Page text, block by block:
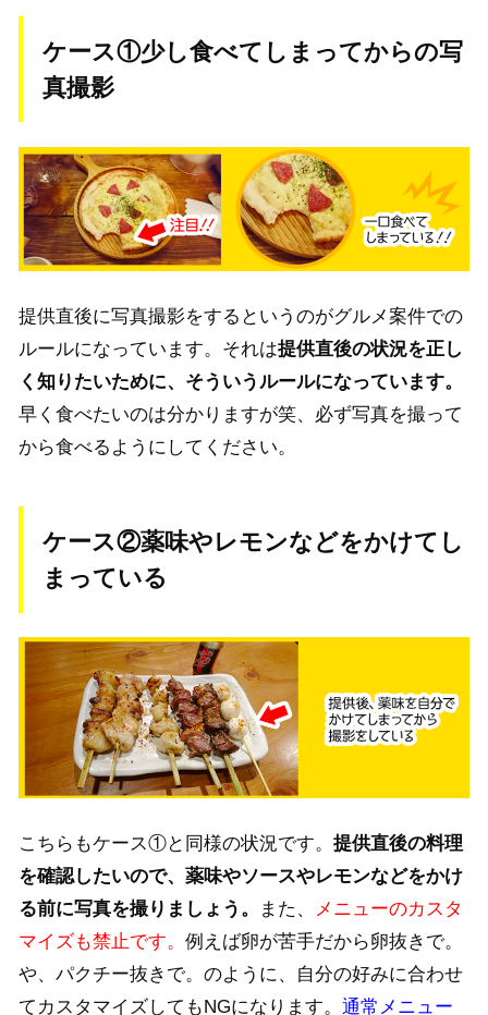
ケース①少し食べてしまってからの写
真撮影
提供直後に写真撮影をするというのがグルメ案件での
ルールになっています。それは提供直後の状況を正し
く知りたいために、そういうルールになっています。
早く食べたいのは分かりますが笑、必ず写真を撮って
から食べるようにしてください。
ケース②薬味やレモンなどをかけてし
まっている
こちらもケース①と同様の状況です。提供直後の料理
を確認したいので、薬味やソースやレモンなどをかけ
る前に写真を撮りましょう。
また、
メニューのカスタ
マイズも禁止です。例えば卵が苦手だから卵抜きで。
や、パクチー抜きで。のように、自分の好みに合わせ
てカスタマイズしてもNGになります。通常メニュー